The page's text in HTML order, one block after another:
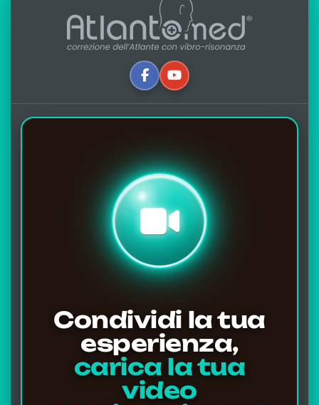
Condividi la tua
esperienza,
carica la tua
video